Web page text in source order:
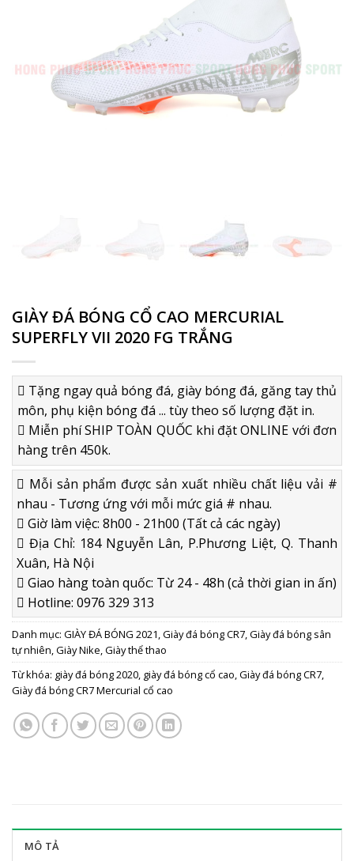
GIÀY ĐÁ BÓNG CỔ CAO MERCURIAL
SUPERFLY VII 2020 FG TRẮNG
Tặng ngay quả bóng đá, giày bóng đá, găng tay thủ
môn, phụ kiện bóng đá ... tùy theo số lượng đặt in.
Miễn phí SHIP TOÀN QUỐC khi đặt ONLINE với đơn
hàng trên 450k.
Mỗi sản phẩm được sản xuất nhiều chất liệu vải #
nhau - Tương ứng với mỗi mức giá # nhau.
Giờ làm việc: 8h00 - 21h00 (Tất cả các ngày)
Địa Chỉ: 184 Nguyễn Lân, P.Phương Liệt, Q. Thanh
Xuân, Hà Nội
Giao hàng toàn quốc: Từ 24 - 48h (cả thời gian in ấn)
Hotline: 0976 329 313
Danh mục: GIÀY ĐÁ BÓNG 2021,Giày đá bóng CR7,Giày đá bóng sân
tự nhiên,Giày Nike,Giày thể thao
Từ khóa: giày đá bóng 2020, giày đá bóng cổ cao,Giày đá bóng CR7,
Giày đá bóng CR7 Mercurial cổ cao
MÔ TẢ